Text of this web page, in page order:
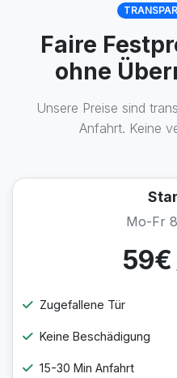
Faire
ohne
Unsere Preise sind
Anfahrt. Keine
Mo-Fr
59€
Zugefallene Tür
Keine Beschädigung
15-30 Min Anfahrt